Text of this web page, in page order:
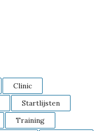
Clinic
Startlijsten
Training